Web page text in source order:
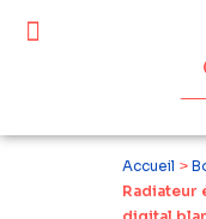
Accueil >
Radiateur